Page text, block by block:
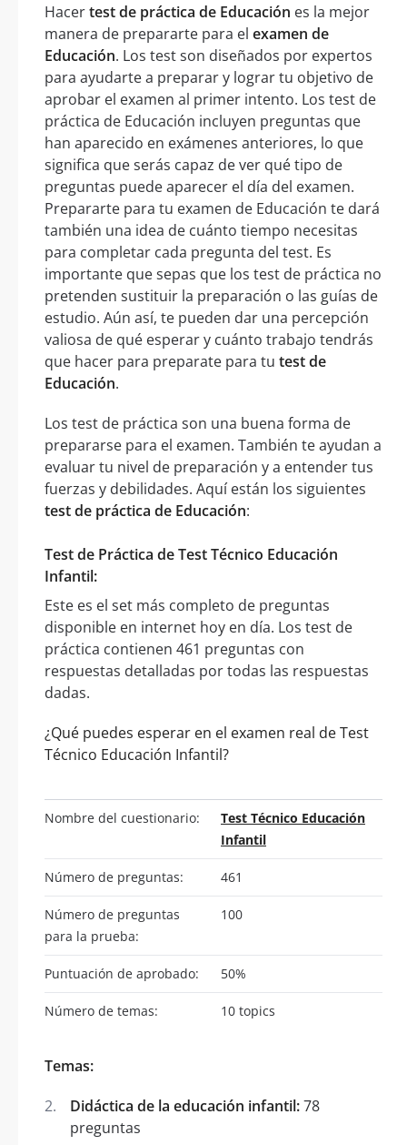
Hacertest de práctica de Educación es la mejor
manera de prepararte para el examen de
Educación. Los test son diseñados por expertos
para ayudarte a preparar y lograr tu objetivo de
aprobar el examen al primer intento. Los test de
práctica de Educación incluyen preguntas que
han aparecido en exámenes anteriores, lo que
significa que serás capaz de ver qué tipo de
preguntas puede aparecer el día del examen.
Prepararte para tu examen de Educación te dará
también una idea de cuánto tiempo necesitas
para completar cada pregunta del test. Es
importante que sepas que los test de práctica no
pretenden sustituir la preparación o las guías de
estudio. Aún así, te pueden dar una percepción
valiosa de qué esperar y cuánto trabajo tendrás
que hacer para preparate para tu test de
Educación.
Los test de práctica son una buena forma de
prepararse para el examen. También te ayudan a
evaluar tu nivel de preparación y a entender tus
fuerzas y debilidades. Aquí están los siguientes
test de práctica de Educación:
Test de Práctica de Test Técnico Educación
Infantil:
Este es el set más completo de preguntas
disponible en internet hoy en día. Los test de
práctica contienen 461 preguntas con
respuestas detalladas por todas las respuestas
dadas.
¿Qué puedes esperar en el examen real de Test
Técnico Educación Infantil?
Nombre del cuestionario:
Test Técnico Educación
Infantil
Número de preguntas: 461
Número de preguntas
para la prueba:
100
Puntuación de aprobado: 50%
Número de temas: 10 topics
Temas:
Didáctica de la educación infantil:78
preguntas